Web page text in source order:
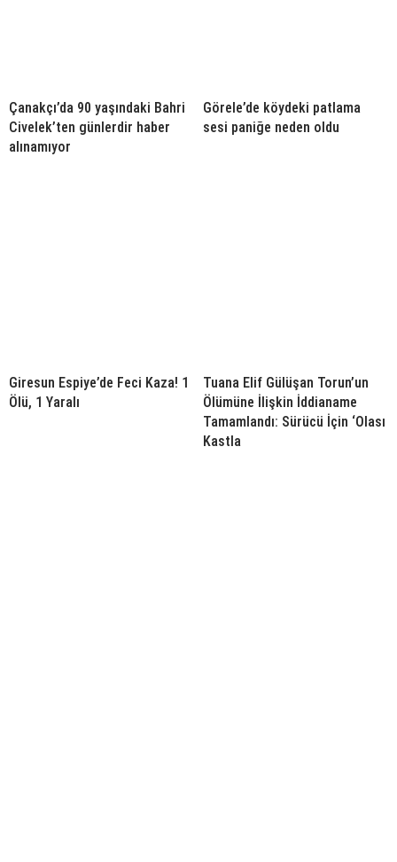
Çanakçı’da 90 yaşındaki Bahri
Civelek’ten günlerdir haber
alınamıyor
Görele’de köydeki patlama
sesi paniğe neden oldu
Giresun Espiye’de Feci Kaza! 1
Ölü, 1 Yaralı
Tuana Elif Gülüşan Torun’un
Ölümüne İlişkin İddianame
Tamamlandı: Sürücü İçin ‘Olası
Kastla